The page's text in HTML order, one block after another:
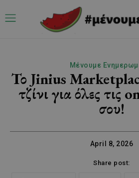
Μένουμε
Το Jinius
τζίνι για όλες τις
σου!
April 8, 2026
Share post: